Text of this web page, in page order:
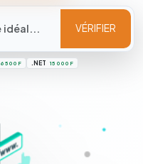
VÉRIFIER
6 500 F .NET 15 000 F